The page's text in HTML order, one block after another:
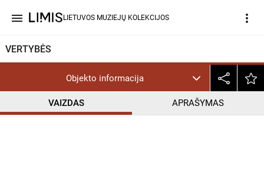
menu LIETUVOS MUZIEJŲ KOLEKCIJOS more_vert
VERTYBĖS
Objekto informacija
VAIZDAS APRAŠYMAS